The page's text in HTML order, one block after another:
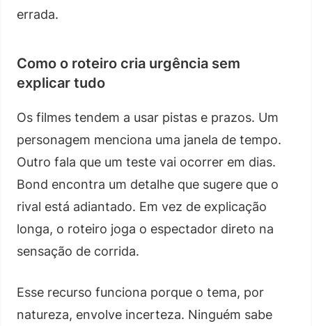
errada.
Como o roteiro cria urgência sem
explicar tudo
Os filmes tendem a usar pistas e prazos. Um
personagem menciona uma janela de tempo.
Outro fala que um teste vai ocorrer em dias.
Bond encontra um detalhe que sugere que o
rival está adiantado. Em vez de explicação
longa, o roteiro joga o espectador direto na
sensação de corrida.
Esse recurso funciona porque o tema, por
natureza, envolve incerteza. Ninguém sabe